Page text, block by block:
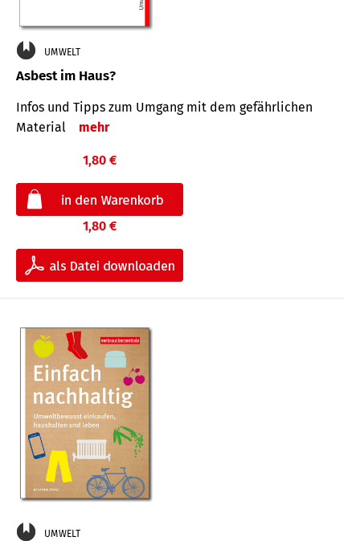
UMWELT
Asbest im Haus?
Infos und Tipps zum Um­gang mit dem ge­fähr­lichen
Mate­rial
mehr
1,80 €
1,80 €
UMWELT